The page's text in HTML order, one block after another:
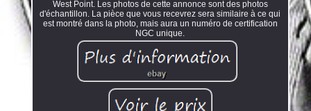
West Point. Les photos de cette annonce sont des photos
d'échantillon. La pièce que vous recevrez sera similaire à ce qui
est montré dans la photo, mais aura un numéro de certification
NGC unique.